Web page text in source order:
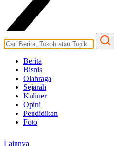
Berita
Bisnis
Olahraga
Sejarah
Kuliner
Opini
Pendidikan
Foto
Lainnya